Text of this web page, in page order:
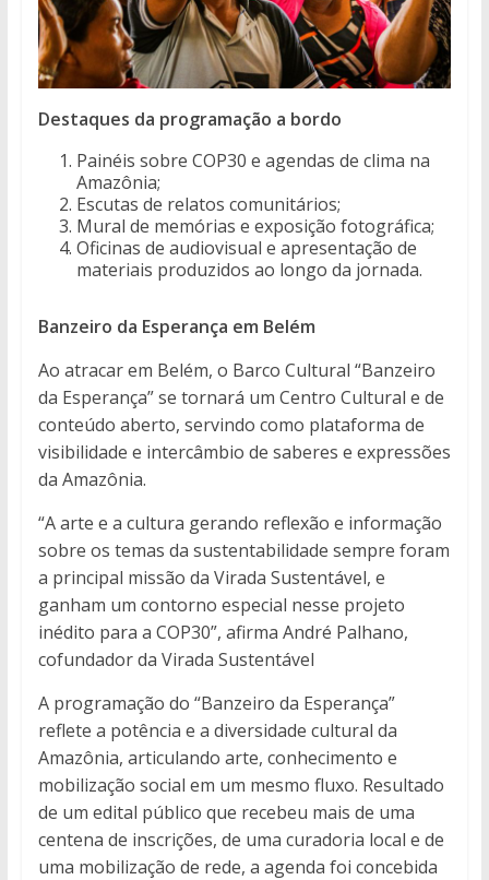
Destaques da programação a bordo
Painéis sobre COP30 e agendas de clima na
Amazônia;
Escutas de relatos comunitários;
Mural de memórias e exposição fotográfica;
Oficinas de audiovisual e apresentação de
materiais produzidos ao longo da jornada.
Banzeiro da Esperança em Belém
Ao atracar em Belém, o Barco Cultural “Banzeiro
da Esperança” se tornará um Centro Cultural e de
conteúdo aberto, servindo como plataforma de
visibilidade e intercâmbio de saberes e expressões
da Amazônia.
“A arte e a cultura gerando reflexão e informação
sobre os temas da sustentabilidade sempre foram
a principal missão da Virada Sustentável, e
ganham um contorno especial nesse projeto
inédito para a COP30”, afirma André Palhano,
cofundador da Virada Sustentável
A programação do “Banzeiro da Esperança”
reflete a potência e a diversidade cultural da
Amazônia, articulando arte, conhecimento e
mobilização social em um mesmo fluxo. Resultado
de um edital público que recebeu mais de uma
centena de inscrições, de uma curadoria local e de
uma mobilização de rede, a agenda foi concebida